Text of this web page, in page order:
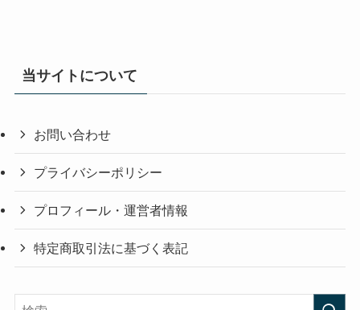
当サイトについて
お問い合わせ
プライバシーポリシー
プロフィール・運営者情報
特定商取引法に基づく表記